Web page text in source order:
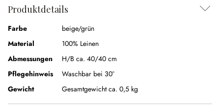
Produktdetails
Farbe
beige/grün
Material
100% Leinen
Abmessungen
H/B ca. 40/40 cm
Pflegehinweis
Waschbar bei 30°
Gewicht
Gesamtgewicht ca. 0,5 kg